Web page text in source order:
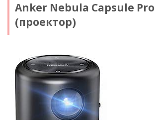
Anker Nebula Capsule Pro
(проектор)